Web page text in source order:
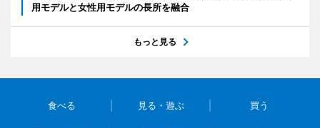
用モデルと女性用モデルの長所を融合
もっと見る
食べる 見る・遊ぶ 買う